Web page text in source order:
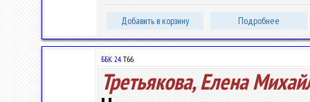
Добавить в корзину Подробнее
ББК 24.Т66
Третьякова, Елена